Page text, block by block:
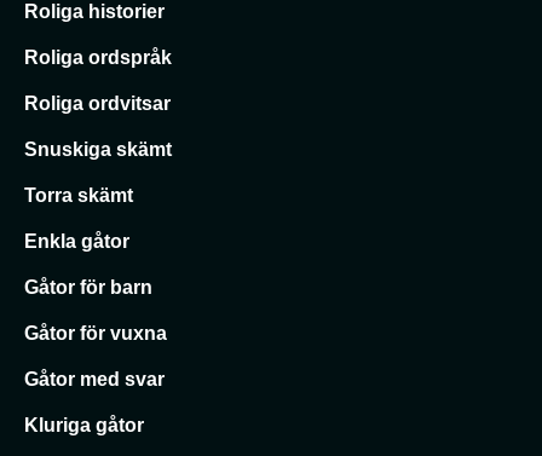
Roliga historier
Roliga ordspråk
Roliga ordvitsar
Snuskiga skämt
Torra skämt
Enkla gåtor
Gåtor för barn
Gåtor för vuxna
Gåtor med svar
Kluriga gåtor